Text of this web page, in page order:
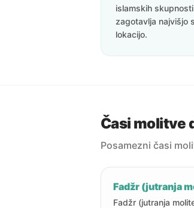
islamskih
zagotavlja najvišjo
lokacijo.
Časi molitve
Posamezni časi
Fadžr (jutranja
Fadžr (jutranja